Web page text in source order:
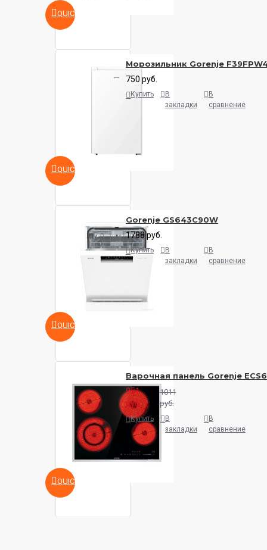
QUICKVIEW
QUICKVIEW
Морозильник Gorenje
750 руб.
Купить
В
закладки
В
сравнение
QUICKVIEW
Gorenje GS643C90W
1788 руб.
Купить
В
закладки
В
сравнение
QUICKVIEW
Варочная панель Gorenje
951
руб.
1011
руб.
Купить
В
закладки
В
сравнение